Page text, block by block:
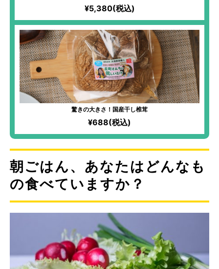
¥5,380(税込)
驚きの大きさ！国産干し椎茸
¥688(税込)
朝ごはん、あなたはどんなも
の食べていますか？